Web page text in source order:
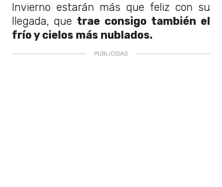
Invierno estarán más que feliz con su
llegada, que trae consigo también el
frío y cielos más nublados.